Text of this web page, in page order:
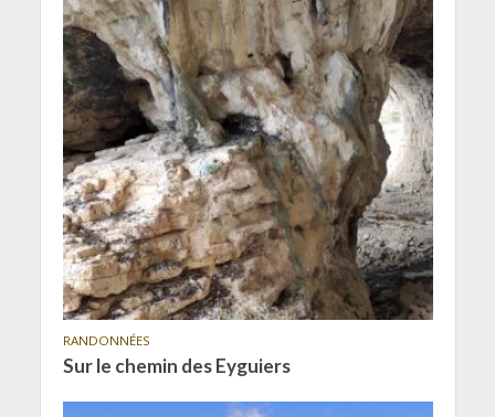
RANDONNÉES
Sur le chemin des Eyguiers